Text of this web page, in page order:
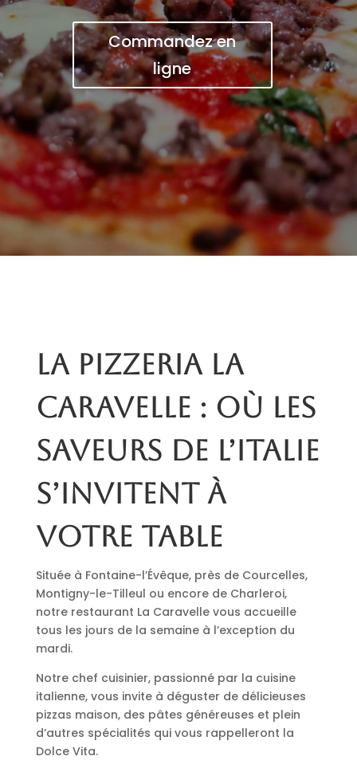
Commandez en
ligne
La pizzeria La
Caravelle : où les
saveurs de l’Italie
s’invitent à
votre table
Située à Fontaine-l’Évêque, près de Courcelles,
Montigny-le-Tilleul ou encore de Charleroi,
notre restaurant La Caravelle vous accueille
tous les jours de la semaine à l’exception du
mardi.
Notre chef cuisinier, passionné par la cuisine
italienne, vous invite à déguster de délicieuses
pizzas maison, des pâtes généreuses et plein
d’autres spécialités qui vous rappelleront la
Dolce Vita.